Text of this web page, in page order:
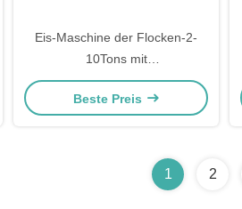
Eis-Maschine der Flocken-2-
10Tons mit
R22-/R404akühlmittel fertigte
besonders an
Beste Preis
1 2